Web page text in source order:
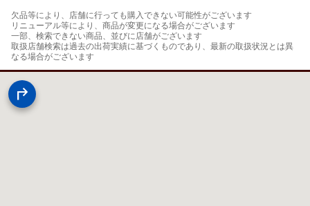
欠品等により、店舗に行っても購入できない可能性がございます
リニューアル等により、商品が変更になる場合がございます
一部、検索できない商品、並びに店舗がございます
取扱店舗検索は過去の出荷実績に基づくものであり、最新の取扱状況とは異
なる場合がございます